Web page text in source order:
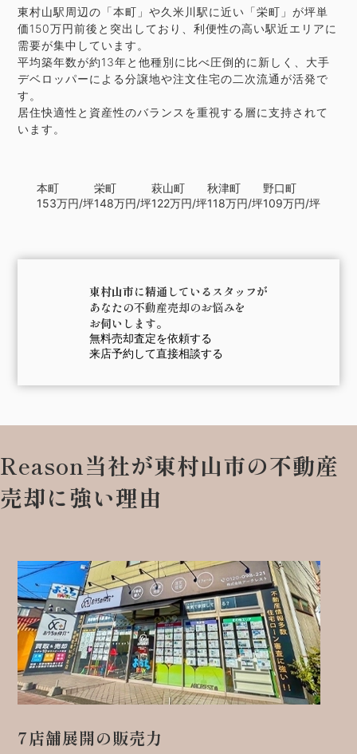
東村山駅周辺の「本町」や久米川駅に近い「栄町」が坪単
価150万円前後と突出しており、利便性の高い駅近エリアに
需要が集中しています。
平均築年数が約13年と他種別に比べ圧倒的に新しく、大手
デベロッパーによる分譲地や注文住宅の二次流通が活発で
す。
居住快適性と資産性のバランスを重視する層に支持されて
います。
本町
153万円/坪
栄町
148万円/坪
萩山町
122万円/坪
秋津町
118万円/坪
野口町
109万円/坪
東村山市に精通しているスタッフが
あなたの不動産売却のお悩みを
お伺いします。
無料売却査定を依頼する
来店予約して直接相談する
Reason当社が東村山市の不動産
売却に強い理由
7店舗展開の販売力